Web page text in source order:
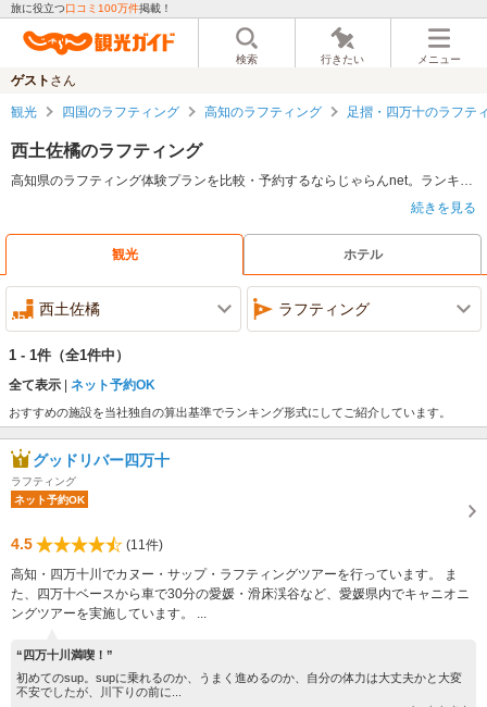
旅に役立つ口コミ100万件掲載！
検索 行きたい メニュー
ゲスト さん
観光 四国のラフティング 高知のラフティング 足摺・四万十のラフテ
西土佐橘のラフティング
高知県のラフティング体験プランを比較・予約するならじゃらんnet。ランキング・料金・口コミ情報で比較検討し、ネット予約で魅力的なアクティビティを体験しよう。
1.四万十川
2.吉野川
高知県から徳島県側に流れ出る吉野川。「日本三大暴れ川」と称され、ダイナミックでスリリングなラフティングができる。
高知市内から車で約40分と、気軽に大自然にアクセスでき、「仁淀ブルー」と称される美しい川でラフティング。流れが穏やかなので、ビギナーから小さな子どもなど、「ラフティングを体験してみたいけどちょっと不安…」という方もトライしやすい。
続きを見る
観光 ホテル
西土佐橘 ラフティング
1 - 1件 （全1件中）
全て表示 ネット予約OK
おすすめの施設を当社独自の算出基準でランキング形式にしてご紹介しています。
グッドリバー四万十
ラフティング
ネット予約OK
4.5
(11件)
高知・四万十川でカヌー・サップ・ラフティングツアーを行っています。 ま
た、四万十ベースから車で30分の愛媛・滑床渓谷など、愛媛県内でキャニオニ
ングツアーを実施しています。 ...
“四万十川満喫！”
初めてのsup。supに乗れるのか、うまく進めるのか、自分の体力は大丈夫かと大変
不安でしたが、川下りの前に...